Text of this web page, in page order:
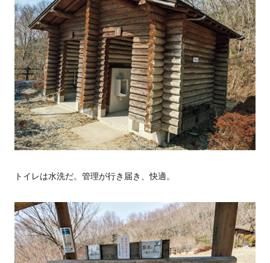
トイレは水洗だ。管理が行き届き、快適。